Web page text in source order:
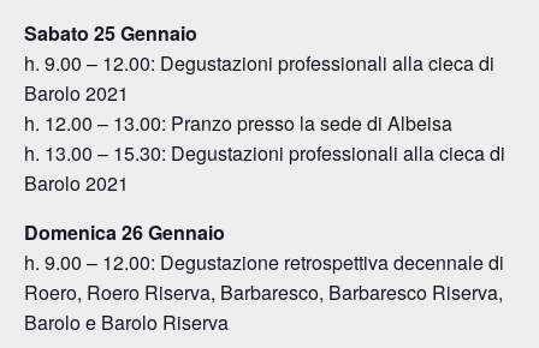
Sabato 25 Gennaio
h. 9.00 – 12.00: Degustazioni professionali alla cieca di
Barolo 2021
h. 12.00 – 13.00: Pranzo presso la sede di Albeisa
h. 13.00 – 15.30: Degustazioni professionali alla cieca di
Barolo 2021
Domenica 26 Gennaio
h. 9.00 – 12.00: Degustazione retrospettiva decennale di
Roero, Roero Riserva, Barbaresco, Barbaresco Riserva,
Barolo e Barolo Riserva